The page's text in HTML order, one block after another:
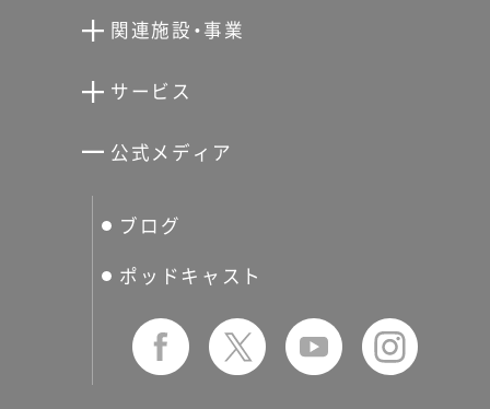
向井潤吉アトリエ館
分館スケジュール
関連施設・事業
世田谷文学館
せたおん
サービス
友の会
公式メディア
ブログ
ポッドキャスト